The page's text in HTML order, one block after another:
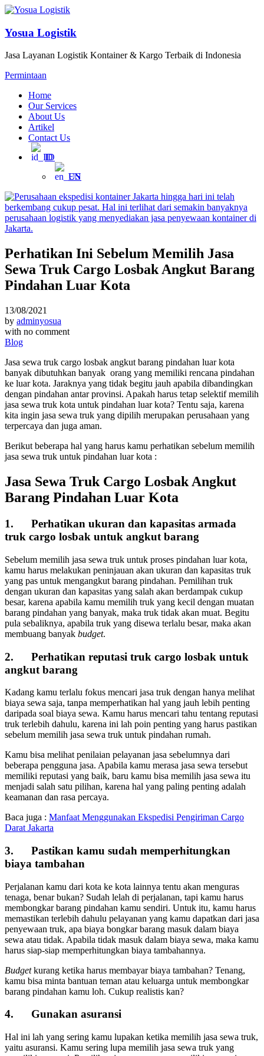
Yosua Logistik
Jasa Layanan Logistik Kontainer & Kargo Terbaik di Indonesia
Permintaan
Home
Our Services
About Us
Artikel
Contact Us
ID
EN
Perhatikan Ini Sebelum Memilih Jasa
Sewa Truk Cargo Losbak Angkut Barang
Pindahan Luar Kota
13/08/2021
by adminyosua
with no comment
Blog
Jasa sewa truk cargo losbak angkut barang pindahan luar kota
banyak dibutuhkan banyak orang yang memiliki rencana pindahan
ke luar kota. Jaraknya yang tidak begitu jauh apabila dibandingkan
dengan pindahan antar provinsi. Apakah harus tetap selektif memilih
jasa sewa truk kota untuk pindahan luar kota? Tentu saja, karena
kita ingin jasa sewa truk yang dipilih merupakan perusahaan yang
terpercaya dan juga aman.
Berikut beberapa hal yang harus kamu perhatikan sebelum memilih
jasa sewa truk untuk pindahan luar kota :
Jasa Sewa Truk Cargo Losbak Angkut
Barang Pindahan Luar Kota
1. Perhatikan ukuran dan kapasitas armada
truk cargo losbak untuk angkut barang
Sebelum memilih jasa sewa truk untuk proses pindahan luar kota,
kamu harus melakukan peninjauan akan ukuran dan kapasitas truk
yang pas untuk mengangkut barang pindahan. Pemilihan truk
dengan ukuran dan kapasitas yang salah akan berdampak cukup
besar, karena apabila kamu memilih truk yang kecil dengan muatan
barang pindahan yang banyak, maka truk tidak akan muat. Begitu
pula sebaliknya, apabila truk yang disewa terlalu besar, maka akan
membuang banyak budget.
2. Perhatikan reputasi truk cargo losbak untuk
angkut barang
Kadang kamu terlalu fokus mencari jasa truk dengan hanya melihat
biaya sewa saja, tanpa memperhatikan hal yang jauh lebih penting
daripada soal biaya sewa. Kamu harus mencari tahu tentang reputasi
truk terlebih dahulu, karena ini lah poin penting yang harus pastikan
sebelum memilih jasa sewa truk untuk pindahan rumah.
Kamu bisa melihat penilaian pelayanan jasa sebelumnya dari
beberapa pengguna jasa. Apabila kamu merasa jasa sewa tersebut
memiliki reputasi yang baik, baru kamu bisa memilih jasa sewa itu
menjadi salah satu pilihan, karena hal yang paling penting adalah
keamanan dan rasa percaya.
Baca juga : Manfaat Menggunakan Ekspedisi Pengiriman Cargo
Darat Jakarta
3. Pastikan kamu sudah memperhitungkan
biaya tambahan
Perjalanan kamu dari kota ke kota lainnya tentu akan menguras
tenaga, benar bukan? Sudah lelah di perjalanan, tapi kamu harus
membongkar barang pindahan kamu sendiri. Untuk itu, kamu harus
memastikan terlebih dahulu pelayanan yang kamu dapatkan dari jasa
penyewaan truk, apa biaya bongkar barang masuk dalam biaya
sewa atau tidak. Apabila tidak masuk dalam biaya sewa, maka kamu
harus siap-siap memperhitungkan biaya tambahannya.
Budgetkurang ketika harus membayar biaya tambahan? Tenang,
kamu bisa minta bantuan teman atau keluarga untuk membongkar
barang pindahan kamu loh. Cukup realistis kan?
4. Gunakan asuransi
Hal ini lah yang sering kamu lupakan ketika memilih jasa sewa truk,
yaitu asuransi. Kamu sering lupa memilih jasa sewa truk yang